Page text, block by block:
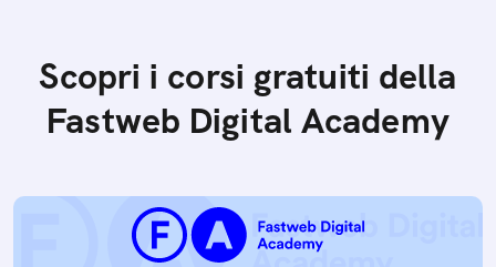
Scopri i corsi gratuiti della
Fastweb Digital Academy